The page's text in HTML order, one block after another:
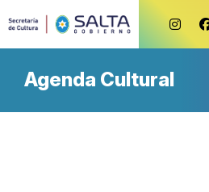
Agenda Cultural